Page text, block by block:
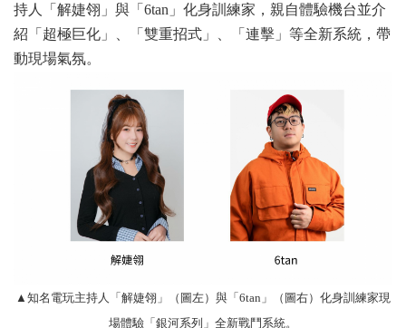
持人「解婕翎」與「6tan」化身訓練家，親自體驗機台並介
紹「超極巨化」、「雙重招式」、「連擊」等全新系統，帶
動現場氣氛。
▲知名電玩主持人「解婕翎」（圖左）與「6tan」（圖右）化身訓練家現
場體驗「銀河系列」全新戰鬥系統。